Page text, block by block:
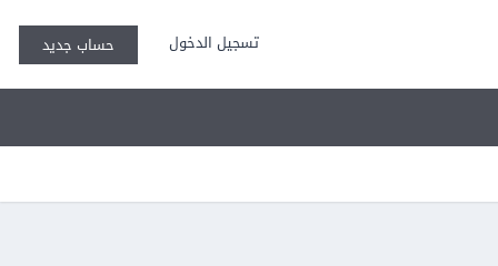
تسجيل الدخول حساب جديد